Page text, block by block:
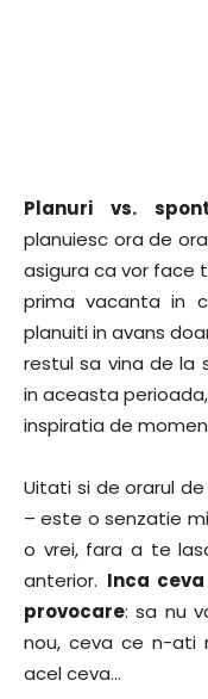
Planuri vs.
planuiesc ora de
asigura ca vor face
prima vacanta in
planuiti in avans
restul sa vina de la
in aceasta
inspiratia de
Uitati si de orarul
– este o senzatie
o vrei, fara a te
anterior. Inca
provocare: sa nu
nou, ceva ce n-ati
acel ceva…